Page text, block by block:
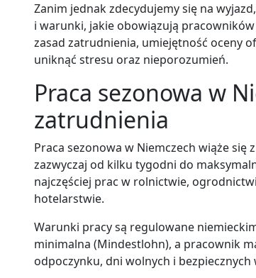
Zanim jednak zdecydujemy się na
i warunki, jakie obowiązują
zasad zatrudnienia, umiejętność oceny
uniknąć stresu oraz nieporozumień.
Praca sezonowa w
zatrudnienia
Praca sezonowa w Niemczech wiąże
zazwyczaj od kilku tygodni do
najczęściej prac w rolnictwie,
hotelarstwie.
Warunki pracy są regulowane
minimalna (Mindestlohn), a pracownik
odpoczynku, dni wolnych i